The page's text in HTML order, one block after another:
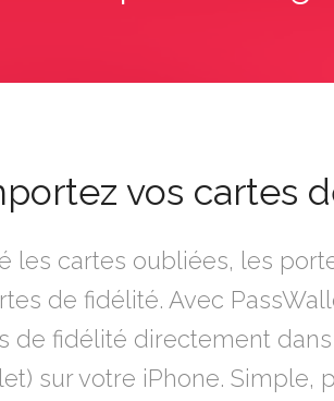
vos cartes
les cartes oubliées, les
de fidélité. Avec
de fidélité directement
sur votre iPhone. Simple,